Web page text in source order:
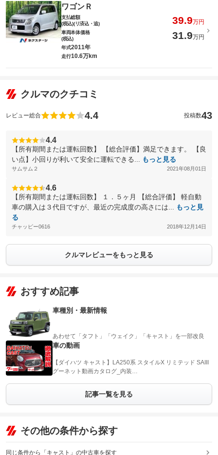
ワゴンＲ
支払総額
(税込)(リ済込・追)
39.9万円
車両本体価格
(税込)
31.9万円
年式2011年
走行10.6万km
クルマのクチコミ
レビュー総合 4.4 投稿数43
4.4
【所有期間または運転回数】 【総合評価】満足できます。 【良
い点】小回りが利いて安全に運転できる...
もっと見る
サムサム２ 2021年08月01日
4.6
【所有期間または運転回数】 １．５ヶ月 【総合評価】 軽自動
車の購入は３代目ですが、最近の完成度の高さには...
もっと見
る
チャッピー0616 2018年12月14日
クルマレビューをもっと見る
おすすめ記事
車種別・最新情報
あわせて「タフト」「ウェイク」「キャスト」を一部改良
車の動画
【ダイハツ キャスト】LA250系 スタイルX リミテッド SAIII
グーネット動画カタログ_内装…
記事一覧を見る
その他の条件から探す
同じ条件から「キャスト」の中古車を探す